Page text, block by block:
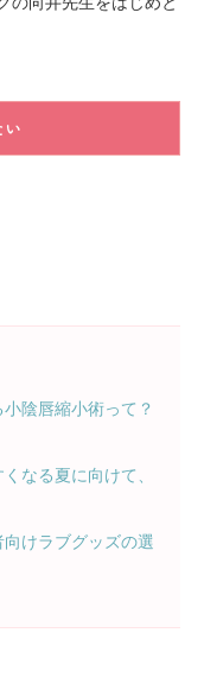
い
陰唇縮小術って？
なる夏に向けて、
けラブグッズの選